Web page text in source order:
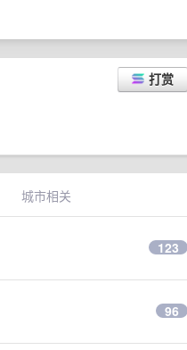
打赏
城市相关
123
96